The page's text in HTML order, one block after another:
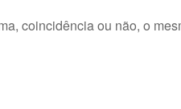
coincidência ou não, o